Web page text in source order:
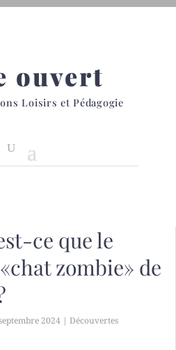
ouvert
Loisirs et Pédagogie
ce que le
zombie» de
2024 | Découvertes